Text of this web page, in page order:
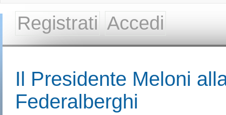
Registrati Accedi
Il Presidente Meloni
Federalberghi